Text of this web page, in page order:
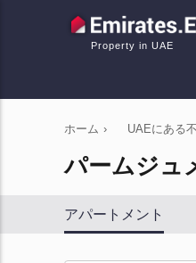
Property in UAE
ホーム › UAEにある
パームジュ
アパートメント